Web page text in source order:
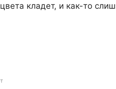
кладет, и как-то